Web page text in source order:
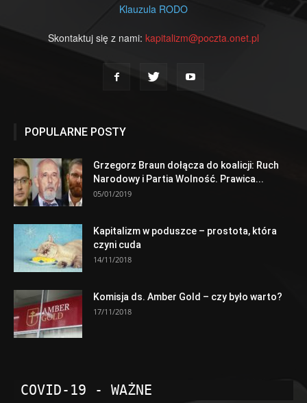
Klauzula RODO
Skontaktuj się z nami: kapitalizm@poczta.onet.pl
POPULARNE POSTY
Grzegorz Braun dołącza do koalicji: Ruch
Narodowy i Partia Wolność. Prawica...
05/01/2019
Kapitalizm w poduszce – prostota, która
czyni cuda
14/11/2018
Komisja ds. Amber Gold – czy było warto?
17/11/2018
COVID-19 - WAŻNE